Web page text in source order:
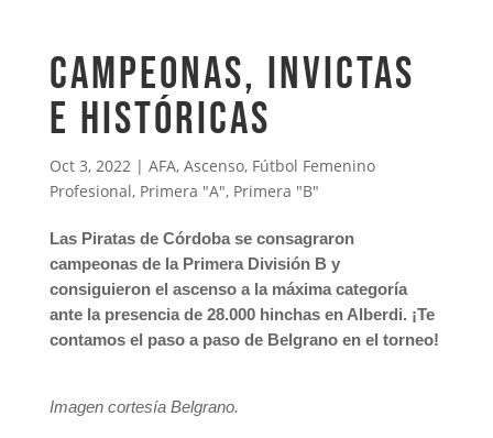
Campeonas, invictas
e históricas
Oct 3, 2022| AFA, Ascenso, Fútbol Femenino
Profesional, Primera "A", Primera "B"
Las Piratas de Córdoba se consagraron
campeonas de la Primera División B y
consiguieron el ascenso a la máxima categoría
ante la presencia de 28.000 hinchas en Alberdi. ¡Te
contamos el paso a paso de Belgrano en el torneo!
Imagen cortesía Belgrano.